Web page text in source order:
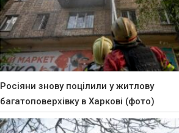
Росіяни знову поцілили у житлову
багатоповерхівку в Харкові (фото)